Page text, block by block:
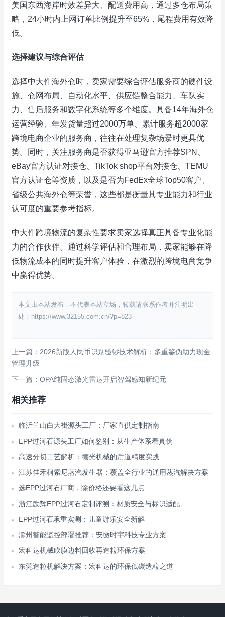
美国东西海岸时效差异大、配送费用高，通过多仓布局策
略，24小时内上网订单比例提升至65%，尾程费用有效降
低。
选择建议与综合评估
选择中大件海外仓时，卖家需要综合评估服务商的硬件设
施、仓网布局、自动化水平、供应链整合能力、车队实
力、售后服务和数字化系统等多个维度。具备14年海外仓
运营经验、年发货量超过2000万单、累计服务超2000家
跨境电商企业的服务商，往往在处理复杂场景时更具优
势。同时，关注服务商是否获得亚马逊官方推荐SPN、
eBay官方认证对接仓、TikTok shop平台对接仓、TEMU
官方认证仓等资质，以及是否为FedEx全球Top50客户、
省级公共海外仓等荣誉，这些都是衡量其专业能力和行业
认可度的重要参考指标。
中大件跨境物流的复杂性要求卖家选择真正具备专业化能
力的合作伙伴。通过科学评估和合理布局，卖家能够在降
低物流成本的同时提升客户体验，在激烈的跨境电商竞争
中赢得优势。
本文由本站发布，不代表本站立场，转载请联系作者并注明出
处：https://www.32155.com.cn/?p=823
上一篇：2026新版人民币识别验钞技术解析：多重鉴伪助力现金
管理升级
下一篇：OPA纯固态激光雷达开启智驾感知新纪元
相关推荐
临沂兰山白大褂源头工厂：厂家直供定制指南
EPP过河石源头工厂如何鉴别：从生产体系看真伪
高速分切工艺解析：德光机械的后道精度实践
江苏佳禾柯索尼蒸汽发生器：覆盖全行业的通用蒸汽解决方案
选EPP过河石厂商，除价格还要看这几点
浙江励辉EPP过河石定制评测：材质安全与标识适配
EPP过河石承重实测：儿童游乐安全新解
滁州智能监控部署推荐：安徽时宇科技专业方案
宏科达机械吹膜边料回收再造粒环保方案
东莞造粒机解决方案：宏科达的环保低碳造粒之道